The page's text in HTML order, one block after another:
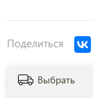
Поделиться
Выбрать